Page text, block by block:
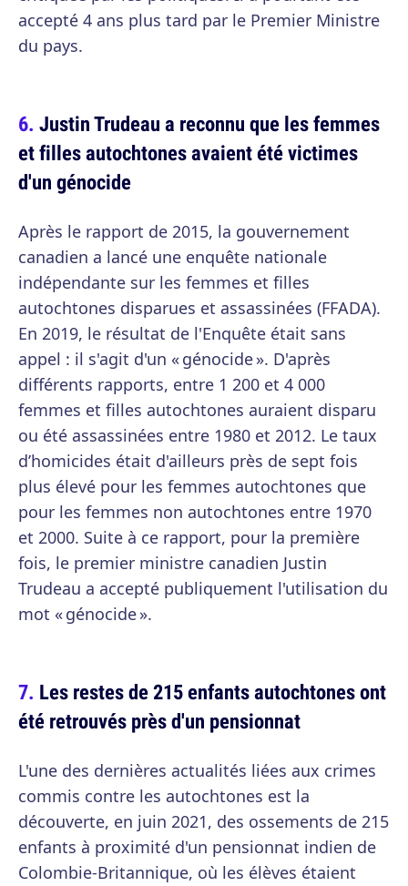
accepté 4 ans plus tard par le Premier Ministre
du pays.
Justin Trudeau a reconnu que les femmes
et filles autochtones avaient été victimes
d'un génocide
Après le rapport de 2015, la gouvernement
canadien a lancé une enquête nationale
indépendante sur les femmes et filles
autochtones disparues et assassinées (FFADA).
En 2019, le résultat de l'Enquête était sans
appel : il s'agit d'un « génocide ». D'après
différents rapports, entre 1 200 et 4 000
femmes et filles autochtones auraient disparu
ou été assassinées entre 1980 et 2012. Le taux
d’homicides était d'ailleurs près de sept fois
plus élevé pour les femmes autochtones que
pour les femmes non autochtones entre 1970
et 2000. Suite à ce rapport, pour la première
fois, le premier ministre canadien Justin
Trudeau a accepté publiquement l'utilisation du
mot « génocide ».
Les restes de 215 enfants autochtones ont
été retrouvés près d'un pensionnat
L'une des dernières actualités liées aux crimes
commis contre les autochtones est la
découverte, en juin 2021, des ossements de 215
enfants à proximité d'un pensionnat indien de
Colombie-Britannique, où les élèves étaient